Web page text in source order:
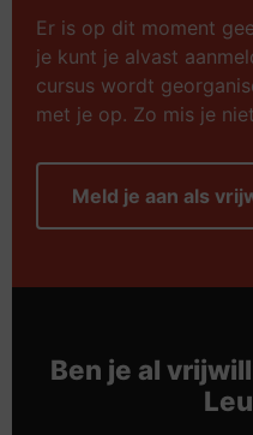
Er is op dit moment
je kunt je alvast
cursus wordt
met je op. Zo mis je
Meld je aan als
Ben je al